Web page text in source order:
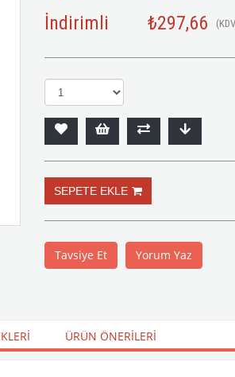
İndirimli ₺297,66
Tavsiye Et Yorum Yaz
ÜRÜN ÖNERILERI